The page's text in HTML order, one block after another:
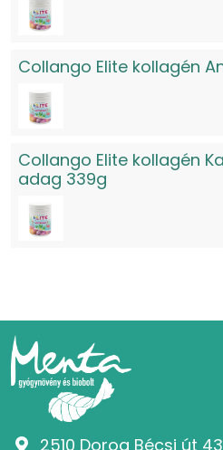
Collango Elite kollagén
Collango Elite kollagén
adag 339g
2510 Dorog Bécsi út